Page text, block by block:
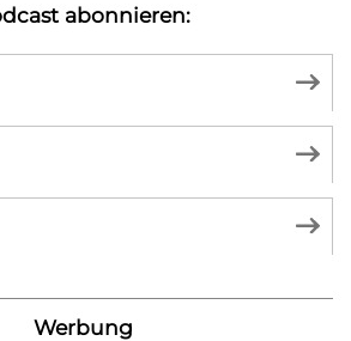
abonnieren:
Werbung